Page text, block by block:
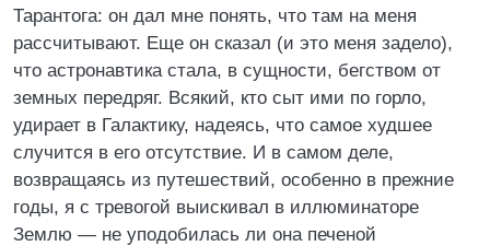
Тарантога: он дал мне понять, что там на меня
рассчитывают. Еще он сказал (и это меня задело),
что астронавтика стала, в сущности, бегством от
земных передряг. Всякий, кто сыт ими по горло,
удирает в Галактику, надеясь, что самое худшее
случится в его отсутствие. И в самом деле,
возвращаясь из путешествий, особенно в прежние
годы, я с тревогой выискивал в иллюминаторе
Землю — не уподобилась ли она печеной